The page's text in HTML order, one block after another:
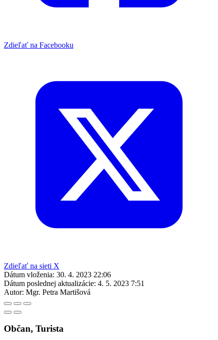
Zdieľať na Facebooku
Zdieľať na sieti X
Dátum vloženia: 30. 4. 2023 22:06
Dátum poslednej aktualizácie: 4. 5. 2023 7:51
Autor: Mgr. Petra Martišová
Občan, Turista